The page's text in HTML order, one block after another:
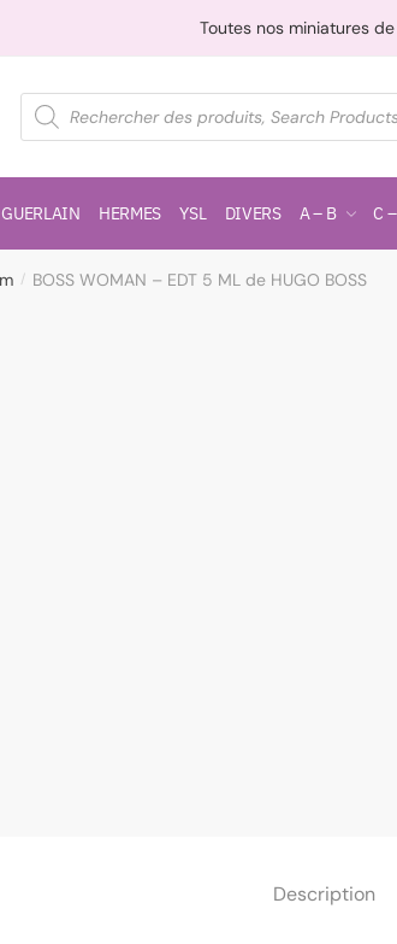
Toutes nos miniatures
GUERLAIN HERMES YSL DIVERS A – B C
/ BOSS WOMAN – EDT 5 ML de HUGO BOSS
Description